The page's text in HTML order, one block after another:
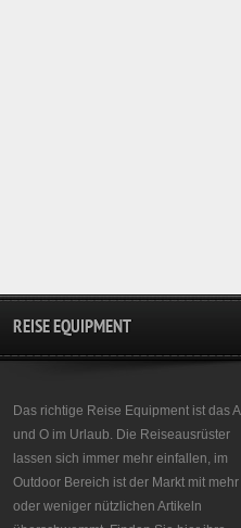
REISE EQUIPMENT
Das richtige Reise Equipment ist das A
und O im Urlaub. Die Reiseausrüster
lassen sich immer mehr einfallen, im
Outdoor Bereich ist der Markt mit mehr
oder weniger nützlichen Artikeln